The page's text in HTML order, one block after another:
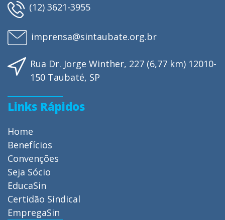
(12) 3621-3955
imprensa@sintaubate.org.br
Rua Dr. Jorge Winther, 227 (6,77 km) 12010-
150 Taubaté, SP
Links Rápidos
Home
Benefícios
Convenções
Seja Sócio
EducaSin
Certidão Sindical
EmpregaSin